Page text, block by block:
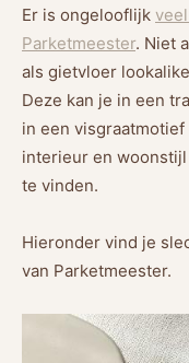
Er is ongelooflijk
Parketmeester. Niet
als gietvloer
Deze kan je in een
in een
interieur en
te vinden.
Hieronder vind je
van Parketmeester.